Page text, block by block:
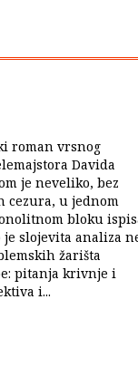
roman vrsnog
Davida
je neveliko, bez
cezura, u jednom
bloku
je slojevita analiza
žarišta
pitanja krivnje i
i...